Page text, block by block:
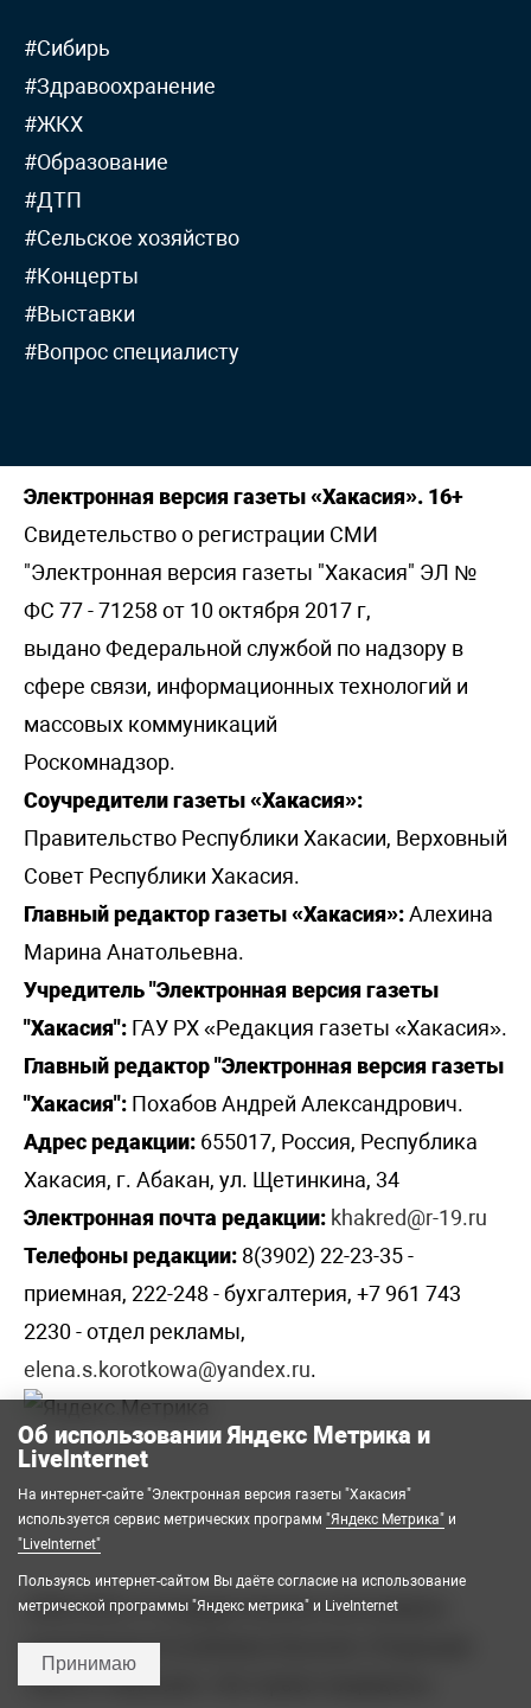
#Сибирь
#Здравоохранение
#ЖКХ
#Образование
#ДТП
#Сельское хозяйство
#Концерты
#Выставки
#Вопрос специалисту
Электронная версия газеты «Хакасия». 16+
Свидетельство о регистрации СМИ
"Электронная версия газеты "Хакасия" ЭЛ №
ФС 77 - 71258 от 10 октября 2017 г,
выдано Федеральной службой по надзору в
сфере связи, информационных технологий и
массовых коммуникаций
Роскомнадзор.
Соучредители газеты «Хакасия»:
Правительство Республики Хакасии, Верховный
Совет Республики Хакасия.
Главный редактор газеты «Хакасия»:Алехина
Марина Анатольевна.
Учредитель "Электронная версия газеты
"Хакасия": ГАУ РХ «Редакция газеты «Хакасия».
Главный редактор "Электронная версия газеты
"Хакасия": Похабов Андрей Александрович.
Адрес редакции: 655017, Россия, Республика
Хакасия, г. Абакан, ул. Щетинкина, 34
Электронная почта редакции: khakred@r-19.ru
Телефоны редакции: 8(3902) 22-23-35 -
приемная, 222-248 - бухгалтерия, +7 961 743
2230 - отдел рекламы,
elena.s.korotkowa@yandex.ru.
2008-2026 © Государственное автономное
учреждение Республики Хакасия «Редакция
газеты «Хакасия». Все права защищены.
Об использовании Яндекс Метрика и
LiveInternet
На интернет-сайте "Электронная версия газеты "Хакасия"
используется сервис метрических программ "Яндекс Метрика" и
"LiveInternet"
Пользуясь интернет-сайтом Вы даёте согласие на использование
метрической программы "Яндекс метрика" и LiveInternet
Принимаю